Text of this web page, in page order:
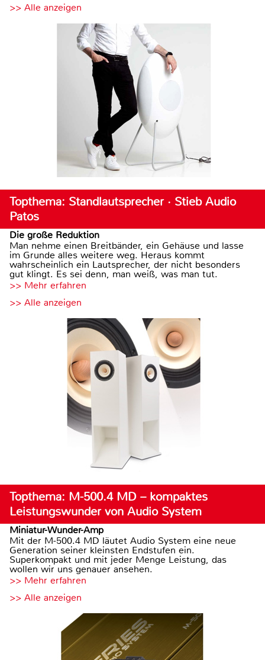
>> Alle anzeigen
Topthema: Standlautsprecher · Stieb Audio
Patos
Die große Reduktion
Man nehme einen Breitbänder, ein Gehäuse und lasse
im Grunde alles weitere weg. Heraus kommt
wahrscheinlich ein Lautsprecher, der nicht besonders
gut klingt. Es sei denn, man weiß, was man tut.
>> Mehr erfahren
>> Alle anzeigen
Topthema: M-500.4 MD – kompaktes
Leistungswunder von Audio System
Miniatur-Wunder-Amp
Mit der M-500.4 MD läutet Audio System eine neue
Generation seiner kleinsten Endstufen ein.
Superkompakt und mit jeder Menge Leistung, das
wollen wir uns genauer ansehen.
>> Mehr erfahren
>> Alle anzeigen